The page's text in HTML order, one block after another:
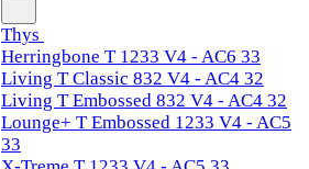
Thys
Herringbone T 1233 V4 - AC6 33
Living T Classic 832 V4 - AC4 32
Living T Embossed 832 V4 - AC4 32
Lounge+ T Embossed 1233 V4 - AC5
33